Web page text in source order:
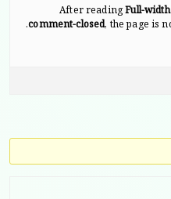
After readingFull-
comment-closed, the page is